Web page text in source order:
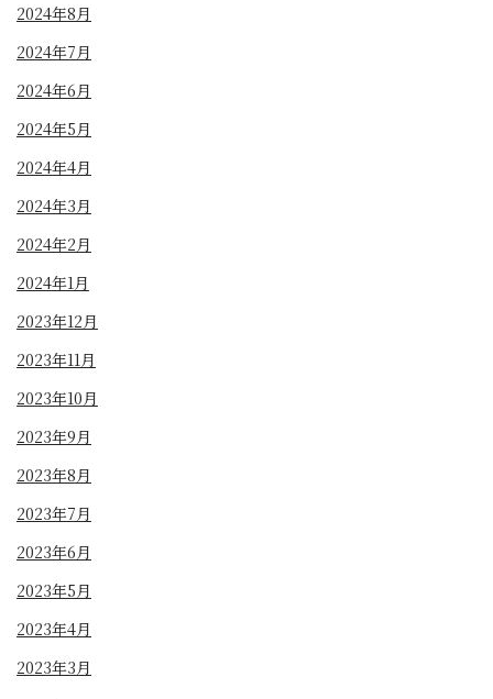
2024年8月
2024年7月
2024年6月
2024年5月
2024年4月
2024年3月
2024年2月
2024年1月
2023年12月
2023年11月
2023年10月
2023年9月
2023年8月
2023年7月
2023年6月
2023年5月
2023年4月
2023年3月